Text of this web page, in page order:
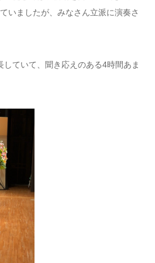
いましたが、みなさん立派に演奏さ
していて、聞き応えのある4時間あま